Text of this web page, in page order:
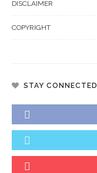
DISCLAIMER
COPYRIGHT
STAY CONNECTED